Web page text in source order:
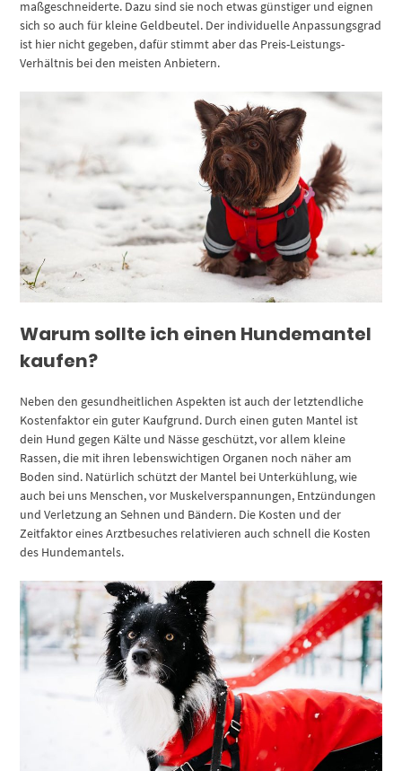
maßgeschneiderte. Dazu sind sie noch etwas günstiger und eignen
sich so auch für kleine Geldbeutel. Der individuelle Anpassungsgrad
ist hier nicht gegeben, dafür stimmt aber das Preis-Leistungs-
Verhältnis bei den meisten Anbietern.
Warum sollte ich einen Hundemantel
kaufen?
Neben den gesundheitlichen Aspekten ist auch der letztendliche
Kostenfaktor ein guter Kaufgrund. Durch einen guten Mantel ist
dein Hund gegen Kälte und Nässe geschützt, vor allem kleine
Rassen, die mit ihren lebenswichtigen Organen noch näher am
Boden sind. Natürlich schützt der Mantel bei Unterkühlung, wie
auch bei uns Menschen, vor Muskelverspannungen, Entzündungen
und Verletzung an Sehnen und Bändern. Die Kosten und der
Zeitfaktor eines Arztbesuches relativieren auch schnell die Kosten
des Hundemantels.